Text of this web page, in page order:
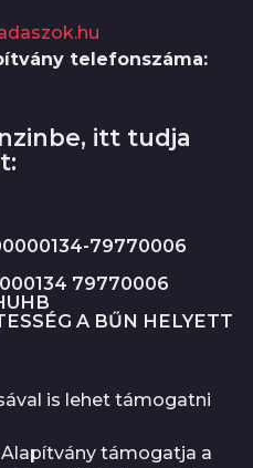
telefonszáma:
itt tudja
79770006
79770006
A BŰN HELYETT
is lehet támogatni
támogatja a